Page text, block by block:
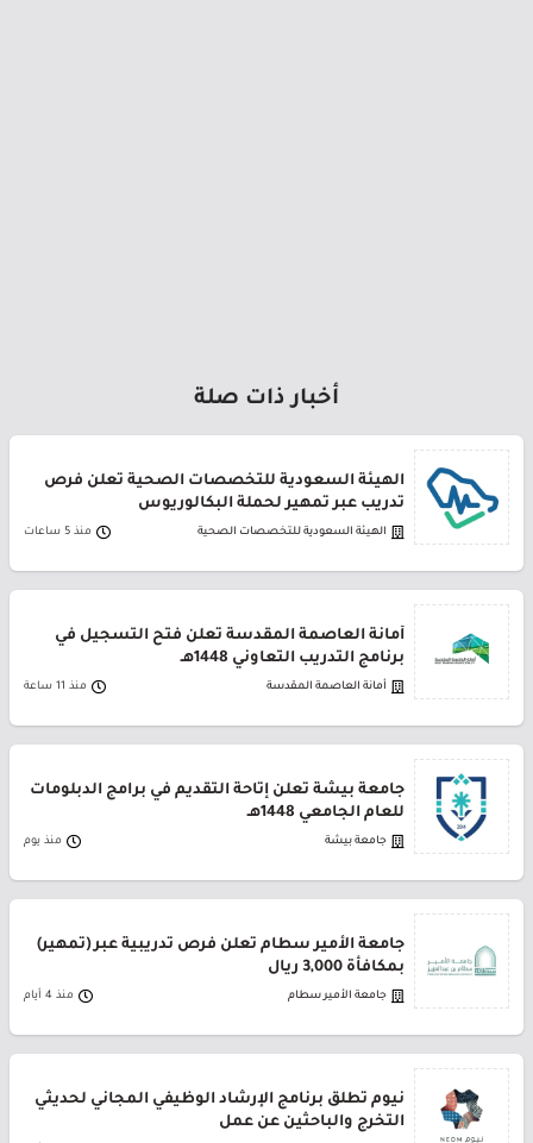
أخبار ذات صلة
الهيئة السعودية للتخصصات الصحية تعلن فرص
تدريب عبر تمهير لحملة البكالوريوس
الهيئة السعودية للتخصصات الصحية منذ 5 ساعات
أمانة العاصمة المقدسة تعلن فتح التسجيل في
برنامج التدريب التعاوني 1448هـ
أمانة العاصمة المقدسة منذ 11 ساعة
جامعة بيشة تعلن إتاحة التقديم في برامج الدبلومات
للعام الجامعي 1448هـ
جامعة بيشة منذ يوم
جامعة الأمير سطام تعلن فرص تدريبية عبر (تمهير)
بمكافأة 3,000 ريال
جامعة الأمير سطام منذ 4 أيام
نيوم تطلق برنامج الإرشاد الوظيفي المجاني لحديثي
التخرج والباحثين عن عمل